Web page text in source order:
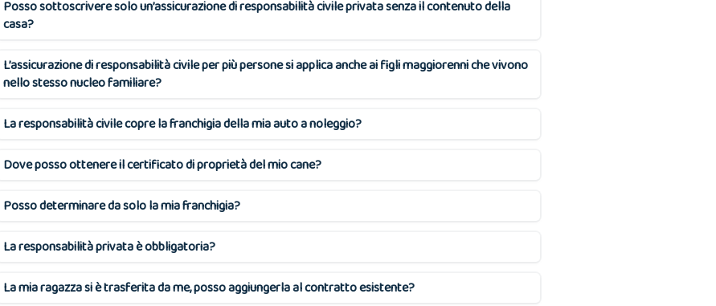
Posso sottoscrivere solo un’assicurazione di responsabilità civile privata senza il contenuto della
casa?
L’assicurazione di responsabilità civile per più persone si applica anche ai figli maggiorenni che vivono
nello stesso nucleo familiare?
La responsabilità civile copre la franchigia della mia auto a noleggio?
Dove posso ottenere il certificato di proprietà del mio cane?
Posso determinare da solo la mia franchigia?
La responsabilità privata è obbligatoria?
La mia ragazza si è trasferita da me, posso aggiungerla al contratto esistente?